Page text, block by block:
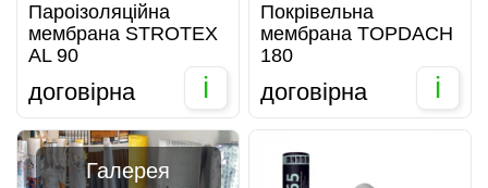
Пароізоляційна
мембрана STROTEX
AL 90
договірна i
Покрівельна
мембрана TOPDACH
180
договірна i
Галерея